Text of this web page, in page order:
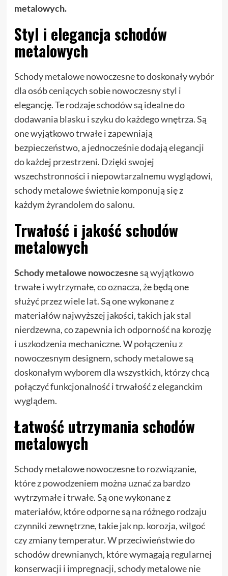
metalowych.
Styl i elegancja schodów
metalowych
Schody metalowe nowoczesne to doskonały wybór
dla osób ceniących sobie nowoczesny styl i
elegancję. Te rodzaje schodów są idealne do
dodawania blasku i szyku do każdego wnętrza. Są
one wyjątkowo trwałe i zapewniają
bezpieczeństwo, a jednocześnie dodają elegancji
do każdej przestrzeni. Dzięki swojej
wszechstronności i niepowtarzalnemu wyglądowi,
schody metalowe świetnie komponują się z
każdym żyrandolem do salonu.
Trwałość i jakość schodów
metalowych
Schody metalowe nowoczesnesą wyjątkowo
trwałe i wytrzymałe, co oznacza, że będą one
służyć przez wiele lat. Są one wykonane z
materiałów najwyższej jakości, takich jak stal
nierdzewna, co zapewnia ich odporność na korozję
i uszkodzenia mechaniczne. W połączeniu z
nowoczesnym designem, schody metalowe są
doskonałym wyborem dla wszystkich, którzy chcą
połączyć funkcjonalność i trwałość z eleganckim
wyglądem.
Łatwość utrzymania schodów
metalowych
Schody metalowe nowoczesne to rozwiązanie,
które z powodzeniem można uznać za bardzo
wytrzymałe i trwałe. Są one wykonane z
materiałów, które odporne są na różnego rodzaju
czynniki zewnętrzne, takie jak np. korozja, wilgoć
czy zmiany temperatur. W przeciwieństwie do
schodów drewnianych, które wymagają regularnej
konserwacji i impregnacji, schody metalowe nie